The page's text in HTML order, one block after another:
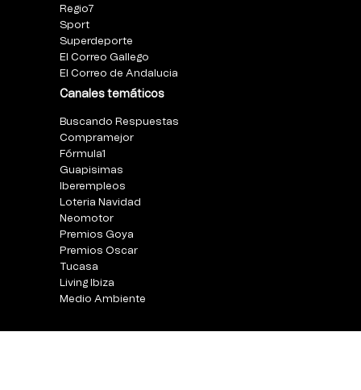
Regio7
Sport
Superdeporte
El Correo Gallego
El Correo de Andalucia
Canales temáticos
Buscando Respuestas
Compramejor
Fórmula1
Guapisimas
Iberempleos
Loteria Navidad
Neomotor
Premios Goya
Premios Oscar
Tucasa
Living Ibiza
Medio Ambiente